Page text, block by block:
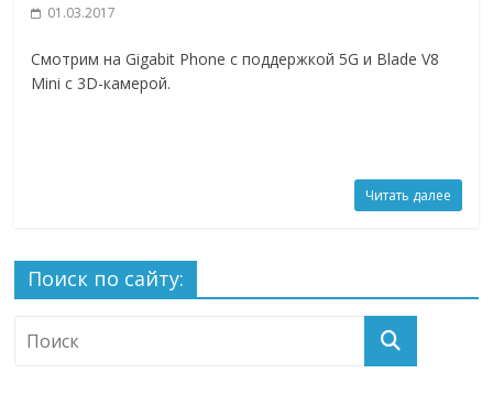
01.03.2017
Смотрим на Gigabit Phone с поддержкой 5G и Blade V8
Mini с 3D-камерой.
Читать далее
Поиск по сайту: